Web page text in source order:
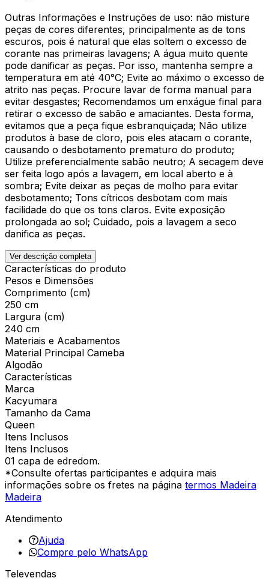
Outras Informações e Instruções de uso: não misture
peças de cores diferentes, principalmente as de tons
escuros, pois é natural que elas soltem o excesso de
corante nas primeiras lavagens; A água muito quente
pode danificar as peças. Por isso, mantenha sempre a
temperatura em até 40°C; Evite ao máximo o excesso de
atrito nas peças. Procure lavar de forma manual para
evitar desgastes; Recomendamos um enxágue final para
retirar o excesso de sabão e amaciantes. Desta forma,
evitamos que a peça fique esbranquiçada; Não utilize
produtos à base de cloro, pois eles atacam o corante,
causando o desbotamento prematuro do produto;
Utilize preferencialmente sabão neutro; A secagem deve
ser feita logo após a lavagem, em local aberto e à
sombra; Evite deixar as peças de molho para evitar
desbotamento; Tons cítricos desbotam com mais
facilidade do que os tons claros. Evite exposição
prolongada ao sol; Cuidado, pois a lavagem a seco
danifica as peças.
Ver descrição completa
Características do produto
Pesos e Dimensões
Comprimento (cm)
250 cm
Largura (cm)
240 cm
Materiais e Acabamentos
Material Principal Cameba
Algodão
Características
Marca
Kacyumara
Tamanho da Cama
Queen
Itens Inclusos
Itens Inclusos
01 capa de edredom.
*Consulte ofertas participantes e adquira mais
informações sobre os fretes na página termos Madeira
Madeira
Atendimento
Ajuda
Compre pelo WhatsApp
Televendas